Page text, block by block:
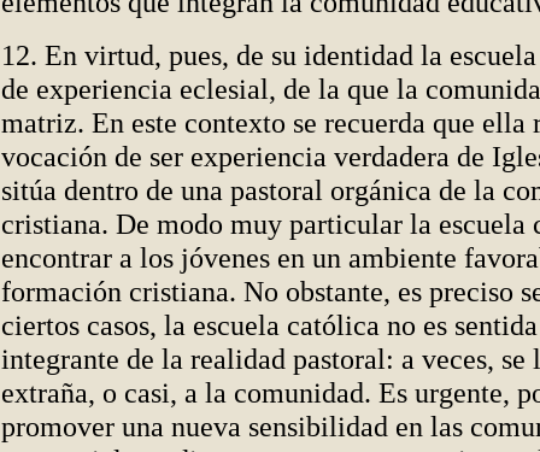
12. En virtud, pues, de su identidad la
de experiencia eclesial, de la que la
matriz. En este contexto se recuerda que
vocación de ser experiencia verdadera de
sitúa dentro de una pastoral orgánica de la
cristiana. De modo muy particular la escuela
encontrar a los jóvenes en un ambiente
formación cristiana. No obstante, es preciso
ciertos casos, la escuela católica no es
integrante de la realidad pastoral: a veces, se
extraña, o casi, a la comunidad. Es urgente,
promover una nueva sensibilidad en las